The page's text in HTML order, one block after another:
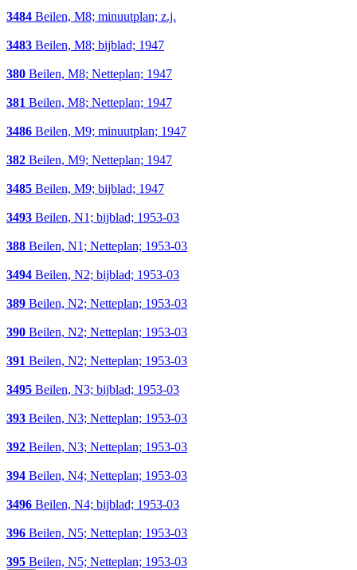
3484 Beilen, M8; minuutplan; z.j.
3483 Beilen, M8; bijblad; 1947
380 Beilen, M8; Netteplan; 1947
381 Beilen, M8; Netteplan; 1947
3486 Beilen, M9; minuutplan; 1947
382 Beilen, M9; Netteplan; 1947
3485 Beilen, M9; bijblad; 1947
3493 Beilen, N1; bijblad; 1953-03
388 Beilen, N1; Netteplan; 1953-03
3494 Beilen, N2; bijblad; 1953-03
389 Beilen, N2; Netteplan; 1953-03
390 Beilen, N2; Netteplan; 1953-03
391 Beilen, N2; Netteplan; 1953-03
3495 Beilen, N3; bijblad; 1953-03
393 Beilen, N3; Netteplan; 1953-03
392 Beilen, N3; Netteplan; 1953-03
394 Beilen, N4; Netteplan; 1953-03
3496 Beilen, N4; bijblad; 1953-03
396 Beilen, N5; Netteplan; 1953-03
395 Beilen, N5; Netteplan; 1953-03